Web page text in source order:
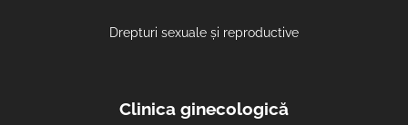
Drepturi sexuale și reproductive
Clinica ginecologică